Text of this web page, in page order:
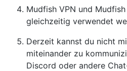
Mudfish VPN und
gleichzeitig verwendet
Derzeit kannst du nicht
miteinander zu
Discord oder andere